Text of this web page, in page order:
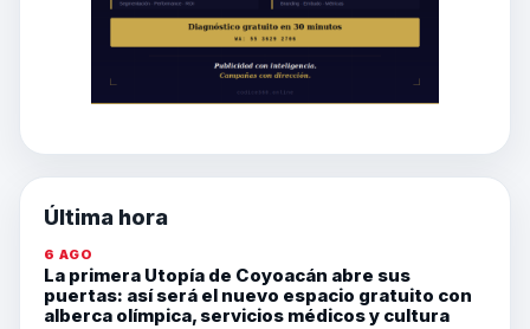
Última hora
6 AGO
La primera Utopía de Coyoacán abre sus
puertas: así será el nuevo espacio gratuito con
alberca olímpica, servicios médicos y cultura